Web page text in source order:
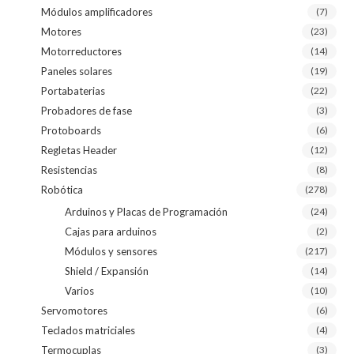
Módulos amplificadores (7)
Motores (23)
Motorreductores (14)
Paneles solares (19)
Portabaterias (22)
Probadores de fase (3)
Protoboards (6)
Regletas Header (12)
Resistencias (8)
Robótica (278)
Arduinos y Placas de Programación (24)
Cajas para arduinos (2)
Módulos y sensores (217)
Shield / Expansión (14)
Varios (10)
Servomotores (6)
Teclados matriciales (4)
Termocuplas (3)